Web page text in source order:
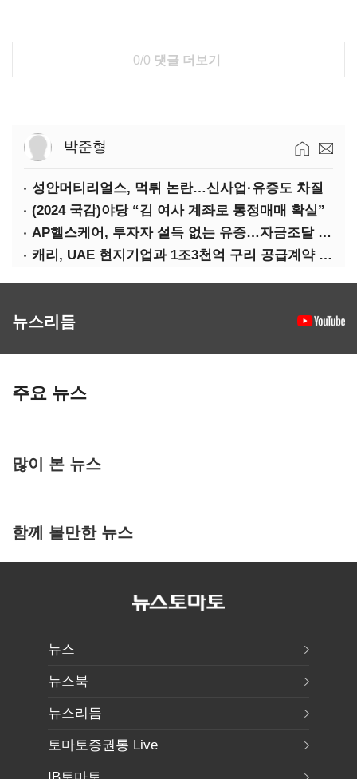
0/0 댓글 더보기
박준형
성안머티리얼스, 먹튀 논란…신사업·유증도 차질
(2024 국감)야당 “김 여사 계좌로 통정매매 확실”
AP헬스케어, 투자자 설득 없는 유증…자금조달 ‘빨간불’
캐리, UAE 현지기업과 1조3천억 구리 공급계약 체결
뉴스리듬
주요 뉴스
많이 본 뉴스
함께 볼만한 뉴스
뉴스
뉴스북
뉴스리듬
토마토증권통 Live